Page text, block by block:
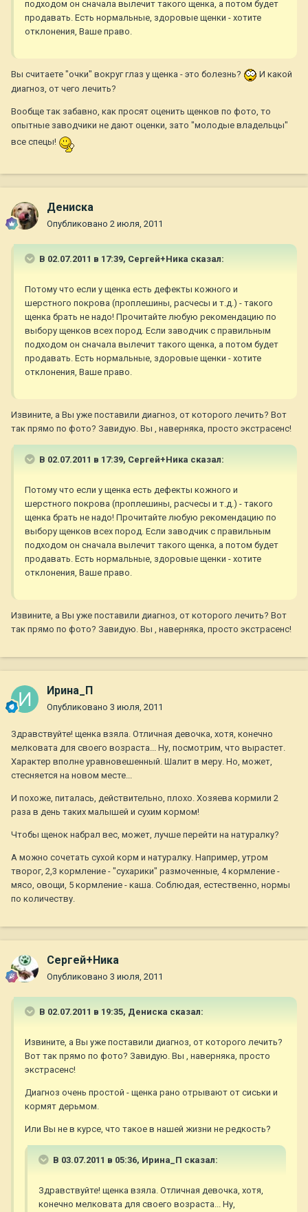
подходом он сначала вылечит такого щенка, а потом будет
продавать. Есть нормальные, здоровые щенки - хотите
отклонения, Ваше право.
Вы считаете "очки" вокруг глаз у щенка - это болезнь?
И какой
диагноз, от чего лечить?
Вообще так забавно, как просят оценить щенков по фото, то
опытные заводчики не дают оценки, зато "молодые владельцы"
все спецы!
Дениска
Опубликовано 2 июля, 2011
В 02.07.2011 в 17:39, Сергей+Ника сказал:
Потому что если у щенка есть дефекты кожного и
шерстного покрова (проплешины, расчесы и т.д.) - такого
щенка брать не надо! Прочитайте любую рекомендацию по
выбору щенков всех пород. Если заводчик с правильным
подходом он сначала вылечит такого щенка, а потом будет
продавать. Есть нормальные, здоровые щенки - хотите
отклонения, Ваше право.
Извините, а Вы уже поставили диагноз, от которого лечить? Вот
так прямо по фото? Завидую. Вы , наверняка, просто экстрасенс!
В 02.07.2011 в 17:39, Сергей+Ника сказал:
Потому что если у щенка есть дефекты кожного и
шерстного покрова (проплешины, расчесы и т.д.) - такого
щенка брать не надо! Прочитайте любую рекомендацию по
выбору щенков всех пород. Если заводчик с правильным
подходом он сначала вылечит такого щенка, а потом будет
продавать. Есть нормальные, здоровые щенки - хотите
отклонения, Ваше право.
Извините, а Вы уже поставили диагноз, от которого лечить? Вот
так прямо по фото? Завидую. Вы , наверняка, просто экстрасенс!
Ирина_П
Опубликовано 3 июля, 2011
Здравствуйте! щенка взяла. Отличная девочка, хотя, конечно
мелковата для своего возраста... Ну, посмотрим, что вырастет.
Характер вполне уравновешенный. Шалит в меру. Но, может,
стесняется на новом месте...
И похоже, питалась, действительно, плохо. Хозяева кормили 2
раза в день таких малышей и сухим кормом!
Чтобы щенок набрал вес, может, лучше перейти на натуралку?
А можно сочетать сухой корм и натуралку. Например, утром
творог, 2,3 кормление - "сухарики" размоченные, 4 кормление -
мясо, овощи, 5 кормление - каша. Соблюдая, естественно, нормы
по количеству.
Сергей+Ника
Опубликовано 3 июля, 2011
В 02.07.2011 в 19:35, Дениска сказал:
Извините, а Вы уже поставили диагноз, от которого лечить?
Вот так прямо по фото? Завидую. Вы , наверняка, просто
экстрасенс!
Диагноз очень простой - щенка рано отрывают от сиськи и
кормят дерьмом.
Или Вы не в курсе, что такое в нашей жизни не редкость?
В 03.07.2011 в 05:36, Ирина_П сказал:
Здравствуйте! щенка взяла. Отличная девочка, хотя,
конечно мелковата для своего возраста... Ну,